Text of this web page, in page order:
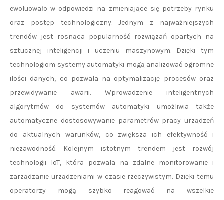
ewoluowało w odpowiedzi na zmieniające się potrzeby rynku
oraz postęp technologiczny. Jednym z najważniejszych
trendów jest rosnąca popularność rozwiązań opartych na
sztucznej inteligencji i uczeniu maszynowym. Dzięki tym
technologiom systemy automatyki mogą analizować ogromne
ilości danych, co pozwala na optymalizację procesów oraz
przewidywanie awarii. Wprowadzenie inteligentnych
algorytmów do systemów automatyki umożliwia także
automatyczne dostosowywanie parametrów pracy urządzeń
do aktualnych warunków, co zwiększa ich efektywność i
niezawodność. Kolejnym istotnym trendem jest rozwój
technologii IoT, która pozwala na zdalne monitorowanie i
zarządzanie urządzeniami w czasie rzeczywistym. Dzięki temu
operatorzy mogą szybko reagować na wszelkie